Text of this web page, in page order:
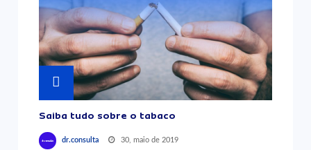
Saiba tudo sobre o tabaco
dr.consulta 30, maio de 2019